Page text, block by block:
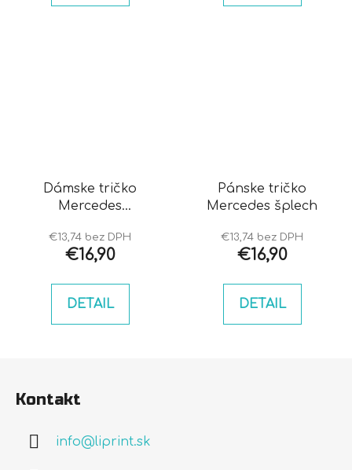
Dámske tričko
Mercedes
€13,74 bez DPH
€16,90
DETAIL
Pánske tričko
Mercedes šplech
€13,74 bez DPH
€16,90
DETAIL
Kontakt
info@liprint.sk